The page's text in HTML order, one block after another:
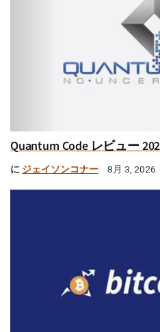
Quantum Code レビュー
に ジェイソンコナー 8月 3, 2026